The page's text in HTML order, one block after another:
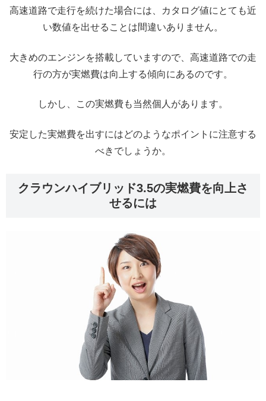
高速道路で走行を続けた場合には、カタログ値にとても近
い数値を出せることは間違いありません。
大きめのエンジンを搭載していますので、高速道路での走
行の方が実燃費は向上する傾向にあるのです。
しかし、この実燃費も当然個人があります。
安定した実燃費を出すにはどのようなポイントに注意する
べきでしょうか。
クラウンハイブリッド3.5の実燃費を向上さ
せるには